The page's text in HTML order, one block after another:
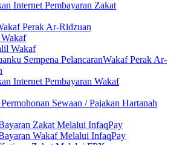
Internet Pembayaran Zakat
Perak Ar-Ridzuan
Wakaf
Sempena PelancaranWakaf Perak Ar-
Internet Pembayaran Wakaf
Sewaan / Pajakan Hartanah
Zakat Melalui InfaqPay
Wakaf Melalui InfaqPay